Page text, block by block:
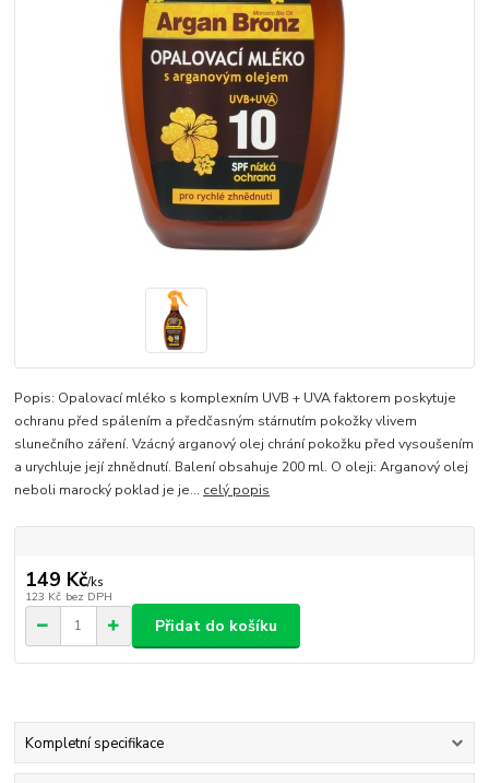
Popis: Opalovací mléko s komplexním UVB + UVA faktorem poskytuje
ochranu před spálením a předčasným stárnutím pokožky vlivem
slunečního záření. Vzácný arganový olej chrání pokožku před vysoušením
a urychluje její zhnědnutí. Balení obsahuje 200 ml. O oleji: Arganový olej
neboli marocký poklad je je... celý popis
149 Kč/ks
123 Kč bez DPH
Přidat do košíku
Kompletní specifikace